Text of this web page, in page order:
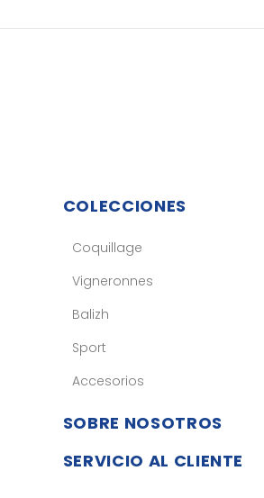
COLECCIONES
Coquillage
Vigneronnes
Balizh
Sport
Accesorios
SOBRE NOSOTROS
SERVICIO AL CLIENTE